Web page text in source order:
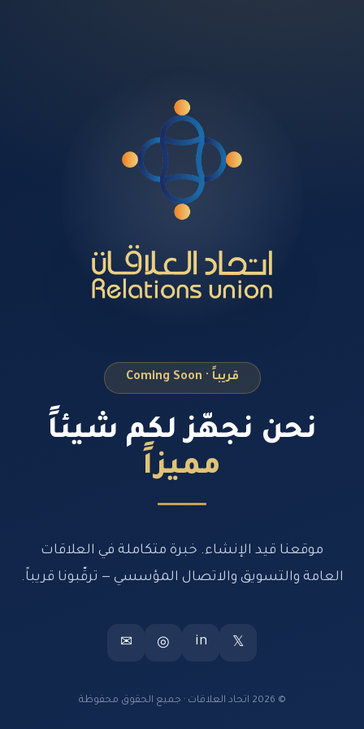
قريباً · Coming Soon
نحن نجهّز لكم شيئاً
مميزاً
موقعنا قيد الإنشاء. خبرة متكاملة في العلاقات
العامة والتسويق والاتصال المؤسسي — ترقّبونا قريباً.
𝕏
in
◎
✉
© 2026 اتحاد العلاقات · جميع الحقوق محفوظة